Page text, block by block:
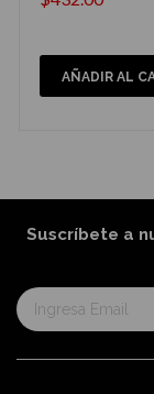
AÑADIR AL
Suscríbete a
Suscríbase
al
informativo: